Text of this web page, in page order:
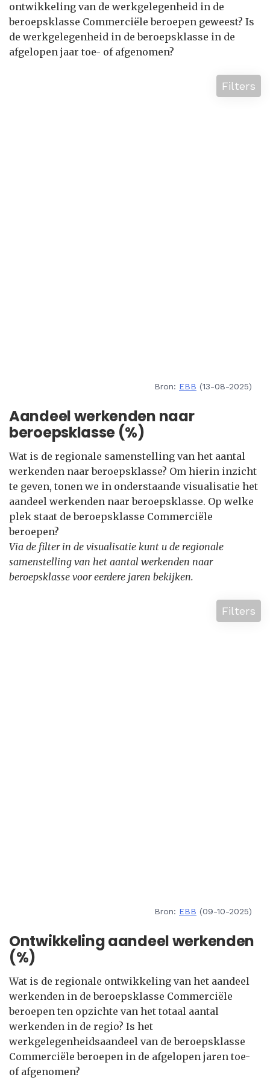
ontwikkeling van de werkgelegenheid in de
beroepsklasse Commerciële beroepen geweest? Is
de werkgelegenheid in de beroepsklasse in de
afgelopen jaar toe- of afgenomen?
Filters
Bron: EBB (13-08-2025)
Aandeel werkenden naar
beroepsklasse (%)
Wat is de regionale samenstelling van het aantal
werkenden naar beroepsklasse? Om hierin inzicht
te geven, tonen we in onderstaande visualisatie het
aandeel werkenden naar beroepsklasse. Op welke
plek staat de beroepsklasse Commerciële
beroepen?
Via de filter in de visualisatie kunt u de regionale
samenstelling van het aantal werkenden naar
beroepsklasse voor eerdere jaren bekijken.
Filters
Bron: EBB (09-10-2025)
Ontwikkeling aandeel werkenden
(%)
Wat is de regionale ontwikkeling van het aandeel
werkenden in de beroepsklasse Commerciële
beroepen ten opzichte van het totaal aantal
werkenden in de regio? Is het
werkgelegenheidsaandeel van de beroepsklasse
Commerciële beroepen in de afgelopen jaren toe-
of afgenomen?